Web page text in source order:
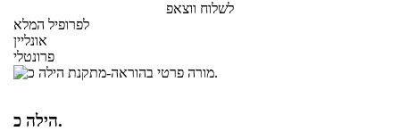
לשלוח ווצאפ
לפרופיל המלא
אונליין
פרונטלי
הילה כ.